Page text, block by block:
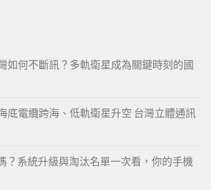
如何不斷訊？多軌衛星成為關鍵時刻的國
底電纜跨海、低軌衛星升空 台灣立體通訊
？系統升級與淘汰名單一次看，你的手機